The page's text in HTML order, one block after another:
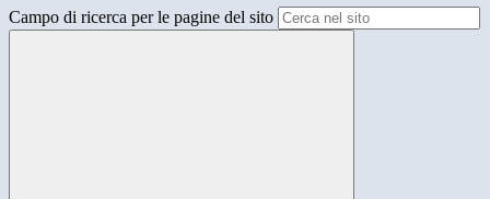
Campo di ricerca per le pagine del sito